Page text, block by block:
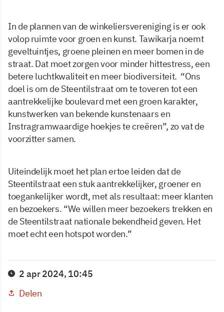
In de plannen van de winkeliersvereniging is er ook
volop ruimte voor groen en kunst. Tawikarja noemt
geveltuintjes, groene pleinen en meer bomen in de
straat. Dat moet zorgen voor minder hittestress, een
betere luchtkwaliteit en meer biodiversiteit. “Ons
doel is om de Steentilstraat om te toveren tot een
aantrekkelijke boulevard met een groen karakter,
kunstwerken van bekende kunstenaars en
Instragramwaardige hoekjes te creëren”, zo vat de
voorzitter samen.
Uiteindelijk moet het plan ertoe leiden dat de
Steentilstraat een stuk aantrekkelijker, groener en
toegankelijker wordt, met als resultaat: meer klanten
en bezoekers. “We willen meer bezoekers trekken en
de Steentilstraat nationale bekendheid geven. Het
moet echt een hotspot worden.”
2 apr 2024, 10:45
Delen